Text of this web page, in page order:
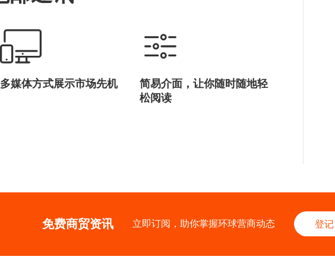
多媒体方式展示市场先机
简易介面，让你随时随地轻
松阅读
免费商贸资讯 立即订阅，助你掌握环球营商动态 登记